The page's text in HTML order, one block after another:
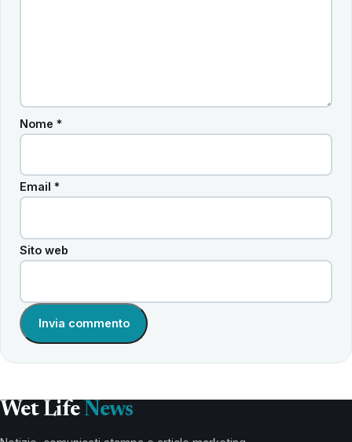
Nome *
Email *
Sito web
Wet Life News